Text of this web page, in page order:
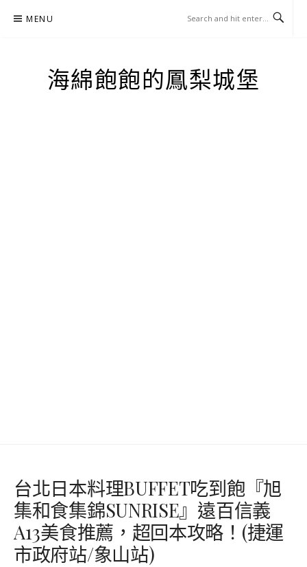
MENU
海綿飽飽的鳳梨城堡
台北日本料理BUFFET吃到飽『旭
集和食集錦SUNRISE』遠百信義
A13美食推薦，超回本攻略！(捷運
市政府站/象山站)